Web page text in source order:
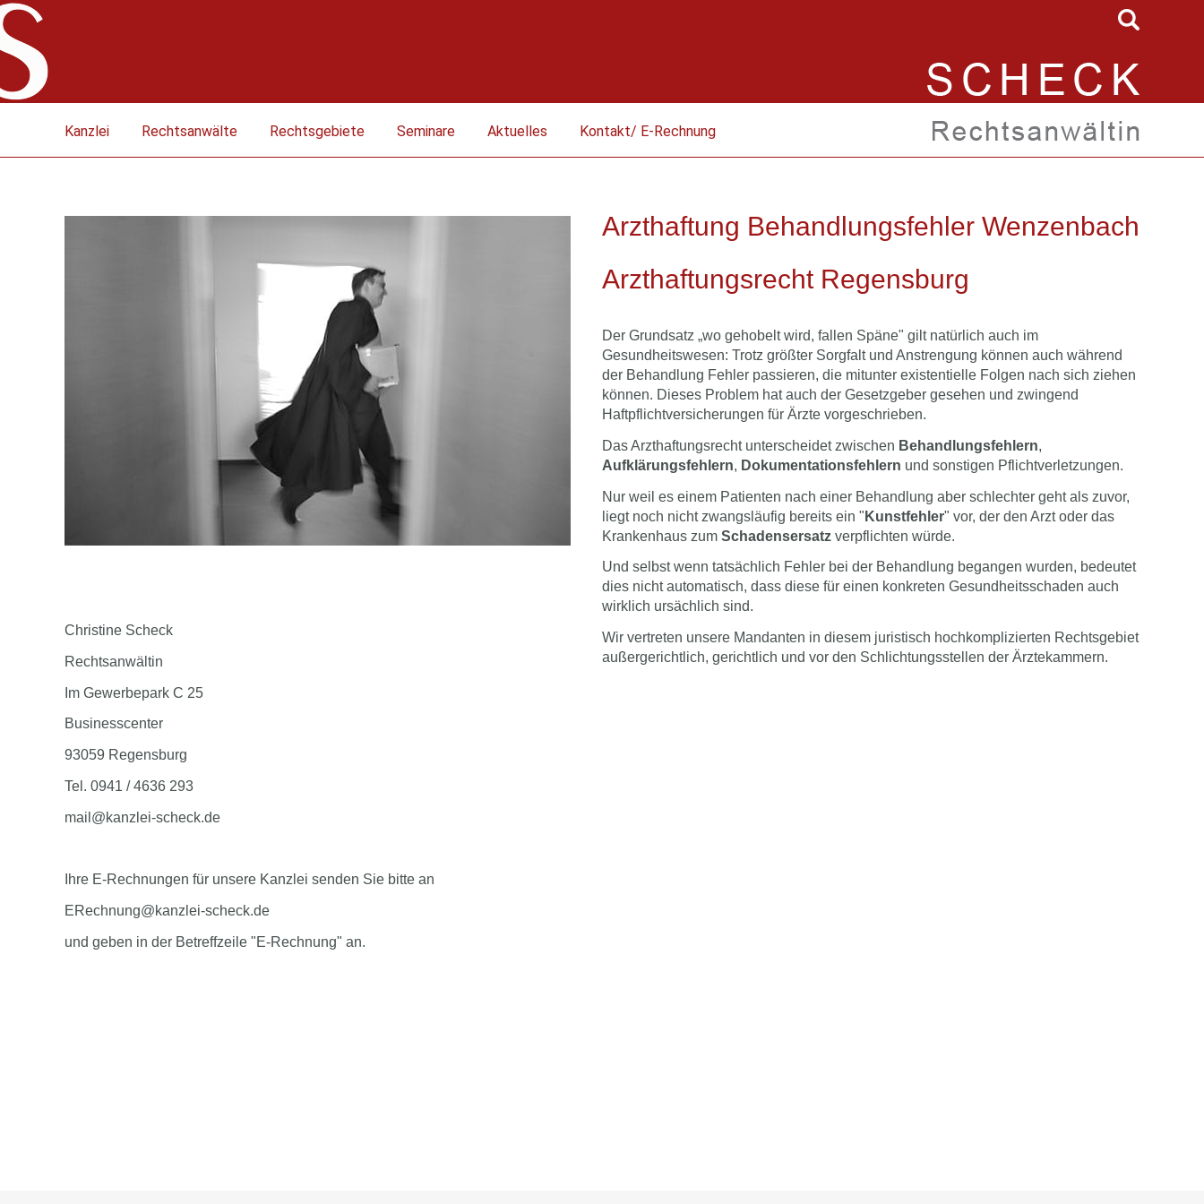
Kanzlei Rechtsanwälte Rechtsgebiete Seminare Aktuelles Kontakt/ E-Rechnung
Christine Scheck
Rechtsanwältin
Im Gewerbepark C 25
Businesscenter
93059 Regensburg
Tel. 0941 / 4636 293
mail@kanzlei-scheck.de
Ihre E-Rechnungen für unsere Kanzlei senden Sie bitte an
ERechnung@kanzlei-scheck.de
und geben in der Betreffzeile "E-Rechnung" an.
Arzthaftung Behandlungsfehler Wenzenbach
Arzthaftungsrecht Regensburg
Der Grundsatz „wo gehobelt wird, fallen Späne" gilt natürlich auch im
Gesundheitswesen: Trotz größter Sorgfalt und Anstrengung können auch während
der Behandlung Fehler passieren, die mitunter existentielle Folgen nach sich ziehen
können. Dieses Problem hat auch der Gesetzgeber gesehen und zwingend
Haftpflichtversicherungen für Ärzte vorgeschrieben.
Das Arzthaftungsrecht unterscheidet zwischen Behandlungsfehlern,
Aufklärungsfehlern, Dokumentationsfehlern und sonstigen Pflichtverletzungen.
Nur weil es einem Patienten nach einer Behandlung aber schlechter geht als zuvor,
liegt noch nicht zwangsläufig bereits ein " Kunstfehler" vor, der den Arzt oder das
Krankenhaus zum Schadensersatz verpflichten würde.
Und selbst wenn tatsächlich Fehler bei der Behandlung begangen wurden, bedeutet
dies nicht automatisch, dass diese für einen konkreten Gesundheitsschaden auch
wirklich ursächlich sind.
Wir vertreten unsere Mandanten in diesem juristisch hochkomplizierten Rechtsgebiet
außergerichtlich, gerichtlich und vor den Schlichtungsstellen der Ärztekammern.